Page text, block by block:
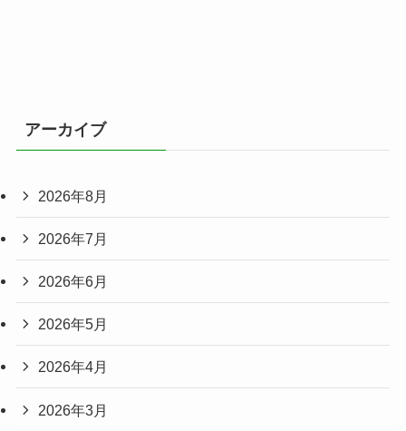
アーカイブ
2026年8月
2026年7月
2026年6月
2026年5月
2026年4月
2026年3月